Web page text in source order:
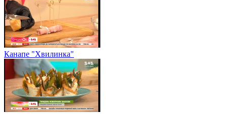
Канапе "Хвилинка"